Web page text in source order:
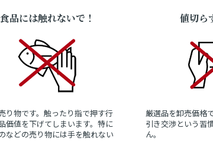
食品には触れないで！
り物です。触ったり指で押す行
価値を下げてしまいます。特に
などの売り物には手を触れない
値切ら
厳選品を卸売価格
引き交渉という習
ん。